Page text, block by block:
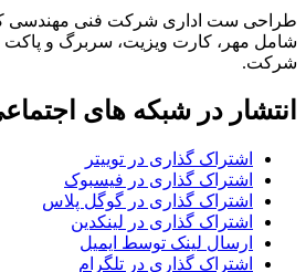
طراحی ست اداری شرکت فنی مهندسی
شامل مهر، کارت ویزیت، سربرگ و پاکت
شرکت.
انتشار در شبکه های
اشتراک گذاری در توییتر
اشتراک گذاری در فیسبوک
اشتراک گذاری در گوگل پلاس
اشتراک گذاری در لینکدین
ارسال لینک توسط ایمیل
اشتراک گذاری در تلگرام